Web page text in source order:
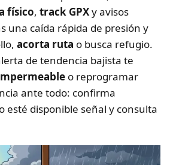
físico, track GPXy avisos
una caída rápida de presión y
acorta ruta o busca refugio.
de tendencia bajista te
o reprogramar
ante todo: confirma
esté disponible señal y consulta